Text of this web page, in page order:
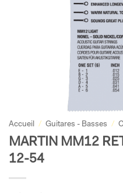
Accueil / Guitares - Basses /
MARTIN MM12
12-54